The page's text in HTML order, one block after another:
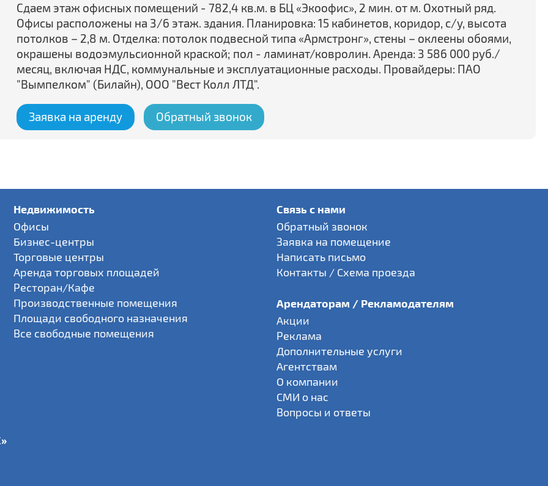
Сдаем этаж офисных помещений - 782,4 кв.м. в БЦ «Экоофис», 2 мин. от м. Охотный ряд.
Офисы расположены на 3/6 этаж. здания. Планировка: 15 кабинетов, коридор, с/у, высота
потолков – 2,8 м. Отделка: потолок подвесной типа «Армстронг», стены – оклеены обоями,
окрашены водоэмульсионной краской; пол - ламинат/ковролин. Аренда: 3 586 000 руб./
месяц, включая НДС, коммунальные и эксплуатационные расходы. Провайдеры: ПАО
"Вымпелком" (Билайн), ООО "Вест Колл ЛТД".
Заявка на аренду Обратный звонок
Недвижимость
Офисы
Бизнес-центры
Торговые центры
Аренда торговых площадей
Ресторан/Кафе
Производственные помещения
Площади свободного назначения
Все свободные помещения
Связь с нами
Обратный звонок
Заявка на помещение
Написать письмо
Контакты / Схема проезда
Арендаторам / Рекламодателям
Акции
Реклама
Дополнительные услуги
Агентствам
О компании
СМИ о нас
Вопросы и ответы